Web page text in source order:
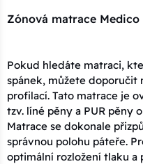
Zónová matrace Medico
Pokud hledáte matraci,
spánek, můžete doporučit
profilací. Tato matrace je
tzv. líné pěny a PUR pěny
Matrace se dokonale
správnou polohu páteře.
optimální rozložení tlaku